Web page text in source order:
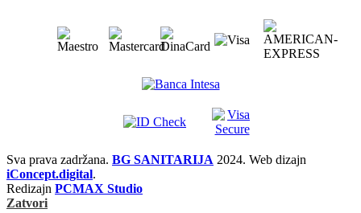
Sva prava zadržana. BG SANITARIJA 2024. Web dizajn
iConcept.digital.
Redizajn PCMAX Studio
Zatvori